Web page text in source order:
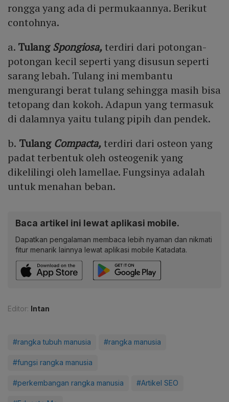
rongga yang ada di permukaannya. Berikut
contohnya.
a. TulangSpongiosa,terdiri dari potongan-
potongan kecil seperti yang disusun seperti
sarang lebah. Tulang ini membantu
mengurangi berat tulang sehingga masih bisa
tetopang dan kokoh. Adapun yang termasuk
di dalamnya yaitu tulang pipih dan pendek.
b. Tulang Compacta,terdiri dari osteon yang
padat terbentuk oleh osteogenik yang
dikelilingi oleh lamellae. Fungsinya adalah
untuk menahan beban.
Baca artikel ini lewat aplikasi mobile.
Dapatkan pengalaman membaca lebih nyaman dan nikmati
fitur menarik lainnya lewat aplikasi mobile Katadata.
Editor: Intan
#rangka tubuh manusia #rangka manusia
#fungsi rangka manusia
#perkembangan rangka manusia #Artikel SEO